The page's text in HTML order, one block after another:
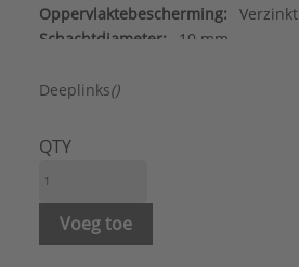
Oppervlaktebescherming:
Verzinkt
Schachtdiameter:
10 mm
Kopvorm: Draadeind
Materiaal:
Merk:
Type:
Serie:
Sanitair bevestigingen
Deeplinks()
QTY
Voeg toe